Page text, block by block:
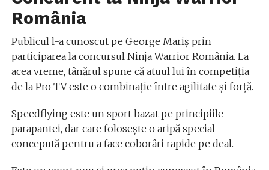
România
Publicul l-a cunoscut pe George Mariș prin
participarea la concursul Ninja Warrior România. La
acea vreme, tânărul spune că atuul lui în competiția
de la Pro TV este o combinație între agilitate și forță.
Speedflying este un sport bazat pe principiile
parapantei, dar care folosește o aripă special
concepută pentru a face coborâri rapide pe deal.